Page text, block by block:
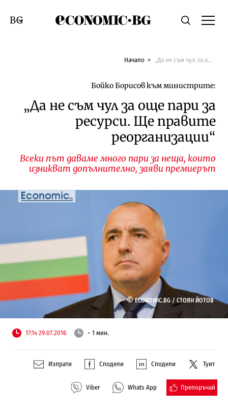
Economic.bgТърсене
Смяна на език
Начало „Да не съм чул за още пари за ресурси. Ще правите реорганизации“
„Да не съм чул за още пари за
ресурси. Ще правите
реорганизации“
Всеки път даваме много пари за неща, които
изникват допълнително, заяви премиерът
Бойко Борисов към министрите:
©ECONOMIC.BG / СТОЯН ЙОТОВ
17:14 29.07.2016 ~ 1 мин.
Изпрати Сподели Сподели Туит
Viber Whats App Препоръчай